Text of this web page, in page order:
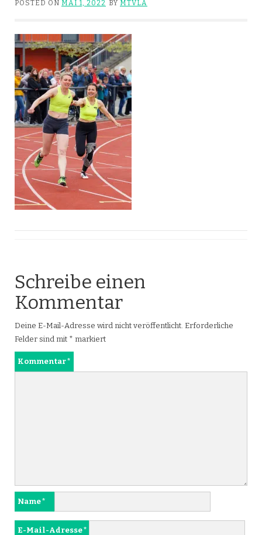
POSTED ON MAI 1, 2022 BY MTVLA
Schreibe einen
Kommentar
Deine E-Mail-Adresse wird nicht veröffentlicht. Erforderliche
Felder sind mit * markiert
Kommentar*
Name*
E-Mail-Adresse*